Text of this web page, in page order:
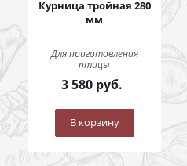
Курница тройная 280
мм
Для приготовления
птицы
3 580руб.
В корзину